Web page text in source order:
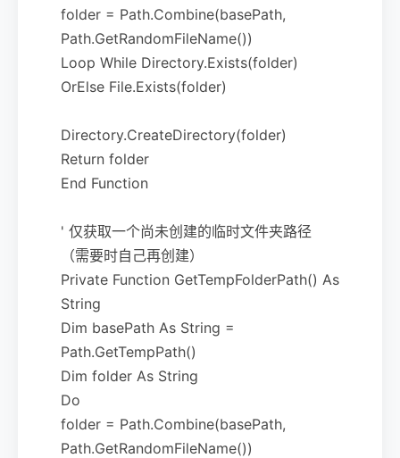
folder = Path.Combine(basePath,
Path.GetRandomFileName())
Loop While Directory.Exists(folder)
OrElse File.Exists(folder)
Directory.CreateDirectory(folder)
Return folder
End Function
' 仅获取一个尚未创建的临时文件夹路径
（需要时自己再创建）
Private Function GetTempFolderPath() As
String
Dim basePath As String =
Path.GetTempPath()
Dim folder As String
Do
folder = Path.Combine(basePath,
Path.GetRandomFileName())